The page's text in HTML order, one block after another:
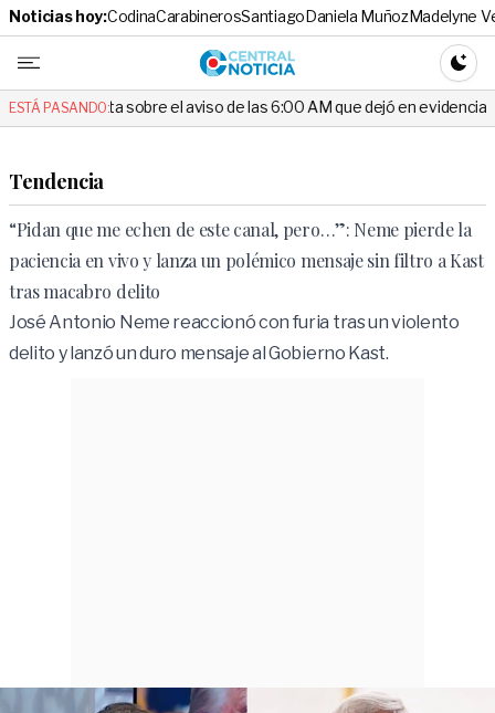
Noticias hoy:CodinaCarabinerosSantiagoDaniela MuñozMadelyne
Central
ESTÁ PASANDO:
el aviso de las 6:00 AM que dejó en evidencia al Delegado
Tendencia
“Pidan que me echen de este canal, pero…”: Neme pierde la
paciencia en vivo y lanza un polémico mensaje sin filtro a Kast
tras macabro delito
José Antonio Neme reaccionó con furia tras un violento
delito y lanzó un duro mensaje al Gobierno Kast.